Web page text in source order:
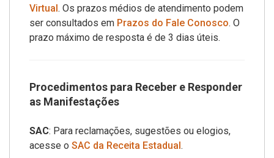
Virtual. Os prazos médios de atendimento podem
ser consultados em Prazos do Fale Conosco. O
prazo máximo de resposta é de 3 dias úteis.
Procedimentos para Receber e Responder
as Manifestações
SAC: Para reclamações, sugestões ou elogios,
acesse o SAC da Receita Estadual.